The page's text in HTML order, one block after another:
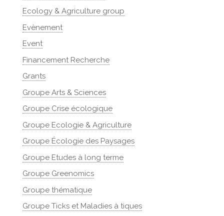
Ecology & Agriculture group
Evènement
Event
Financement Recherche
Grants
Groupe Arts & Sciences
Groupe Crise écologique
Groupe Ecologie & Agriculture
Groupe Écologie des Paysages
Groupe Etudes à long terme
Groupe Greenomics
Groupe thématique
Groupe Ticks et Maladies à tiques